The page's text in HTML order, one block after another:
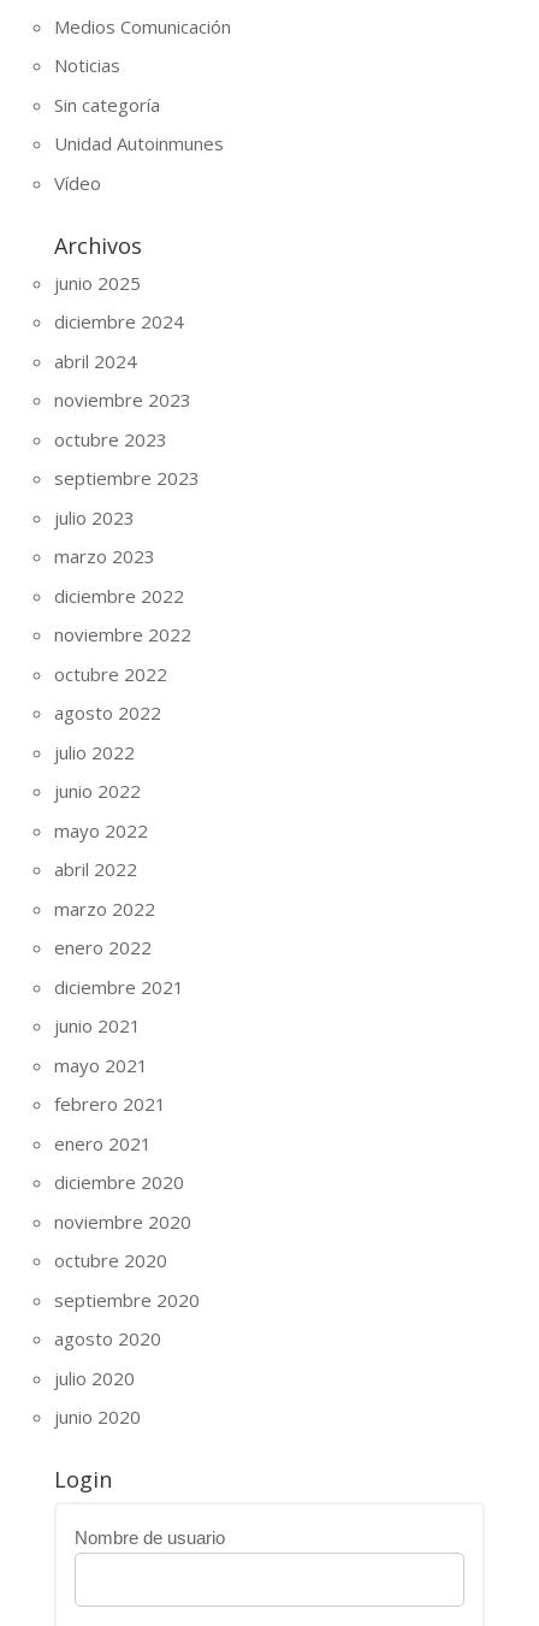
Medios Comunicación
Noticias
Sin categoría
Unidad Autoinmunes
Vídeo
Archivos
junio 2025
diciembre 2024
abril 2024
noviembre 2023
octubre 2023
septiembre 2023
julio 2023
marzo 2023
diciembre 2022
noviembre 2022
octubre 2022
agosto 2022
julio 2022
junio 2022
mayo 2022
abril 2022
marzo 2022
enero 2022
diciembre 2021
junio 2021
mayo 2021
febrero 2021
enero 2021
diciembre 2020
noviembre 2020
octubre 2020
septiembre 2020
agosto 2020
julio 2020
junio 2020
Login
Nombre de usuario